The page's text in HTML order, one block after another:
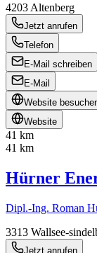
4203 Altenberg
Jetzt anrufen
Telefon
E-Mail schreiben
E-Mail
Website
Website
41 km
41 km
Hürner
Dipl.-Ing. Roman
3313 Wallsee-
Jetzt anrufen